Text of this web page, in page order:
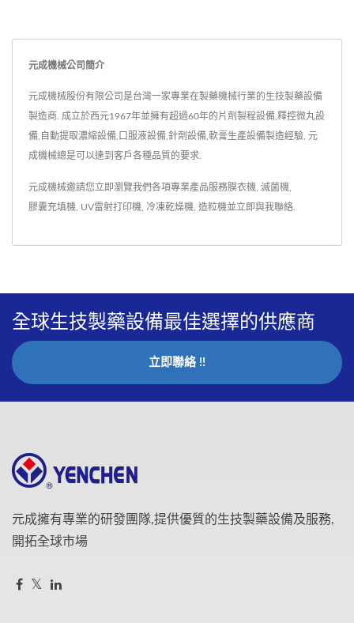
元成機械公司簡介
元成機械股份有限公司是台灣一家專業在製藥機械行業的生技製藥設備
製造商. 成立於西元1967年並擁有超過60年的片劑製程設備,釋控微丸設
備,自動提取濃縮設備,口服液設備,針劑設備,軟膏生產設備製造經驗, 元
成機械總是可以達到客戶各種品質的要求.
元成機械邀請您立即瀏覽我們各項專業產品服務膜衣機 滅菌機
膠囊充填機 UV雷射打印機 冷凍乾燥機 造粒機並立即與我聯絡
全球生技製藥設備最佳選擇的供應商
立即聯絡 !!
元成擁有專業的研發團隊,提供優質的生技製藥設備及服務,
開拓全球市場